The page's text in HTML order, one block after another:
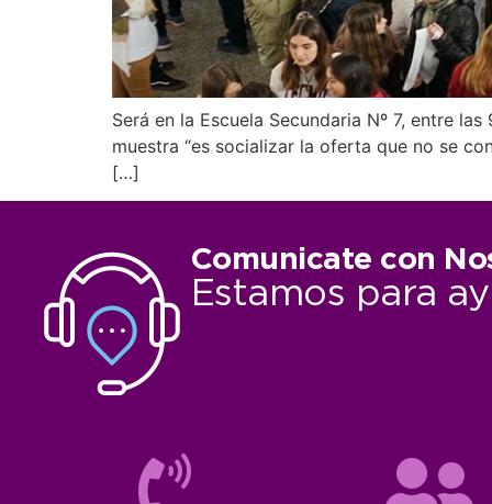
Será en la Escuela Secundaria Nº 7, entre
muestra “es socializar la oferta que no se
[…]
Comunicate con
Estamos para